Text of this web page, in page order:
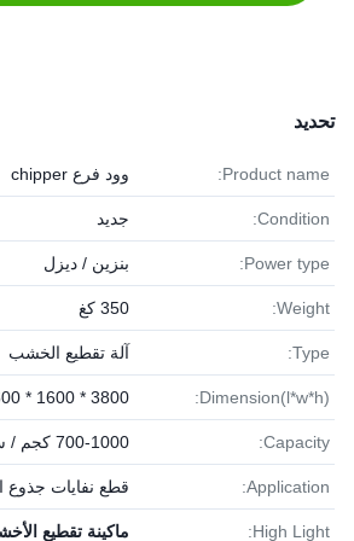
تحديد
Product name: وود فرع chipper
Condition: جديد
Power type: بنزين / ديزل
Weight: 350 كغ
Type: آلة تقطيع الخشب
Dimension(l*w*h): 3800 * 1600 * 2600 مم
Capacity: 700-1000 كجم / ساعة
Application: قطع نفايات جذوع
High Light: ماكينة تقطيع الأخشاب